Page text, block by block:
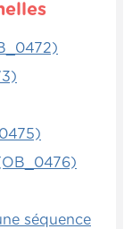
séquence